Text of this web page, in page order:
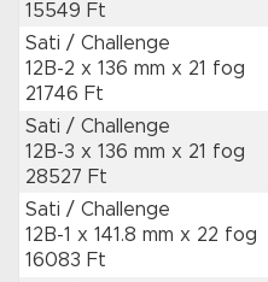
15549 Ft
Sati / Challenge
12B-2 x 136 mm x 21 fog
21746 Ft
Sati / Challenge
12B-3 x 136 mm x 21 fog
28527 Ft
Sati / Challenge
12B-1 x 141.8 mm x 22 fog
16083 Ft